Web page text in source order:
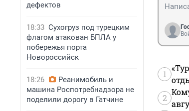
дефектов
18:33 Сухогруз под турецким
флагом атакован БПЛА у
побережья порта
Новороссийск
18:26
Реанимобиль и
машина Роспотребнадзора не
поделили дорогу в Гатчине
1
2